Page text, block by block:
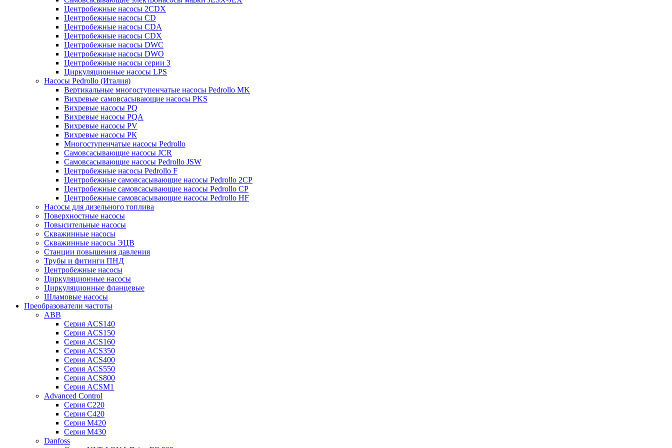
Центробежные насосы 2CDX
Центробежные насосы CD
Центробежные насосы CDA
Центробежные насосы CDX
Центробежные насосы DWC
Центробежные насосы DWO
Центробежные насосы серии 3
Циркуляционные насосы LPS
Насосы Pedrollo (Италия)
Вертикальные многоступенчатые насосы Pedrollo MK
Вихревые cамовсасывающие насосы PKS
Вихревые насосы РQ
Вихревые насосы РQA
Вихревые насосы РV
Вихревые насосы РК
Многоступенчатые насосы Pedrollo
Самовсасывающие насосы JCR
Самовсасывающие насосы Pedrollo JSW
Центробежные насосы Pedrollo F
Центробежные самовсасывающие насосы Pedrollo 2CP
Центробежные самовсасывающие насосы Pedrollo CP
Центробежные самовсасывающие насосы Pedrollo HF
Насосы для дизельного топлива
Поверхностные насосы
Повысительные насосы
Скважинные насосы
Скважинные насосы ЭЦВ
Станции повышения давления
Трубы и фитинги ПНД
Центробежные насосы
Циркуляционные насосы
Циркуляционные фланцевые
Шламовые насосы
Преобразователи частоты
ABB
Серия ACS140
Серия ACS150
Серия ACS160
Серия ACS350
Серия ACS400
Серия ACS550
Серия ACS800
Серия ACSM1
Advanced Control
Серия C220
Серия C420
Серия M420
Серия M430
Danfoss